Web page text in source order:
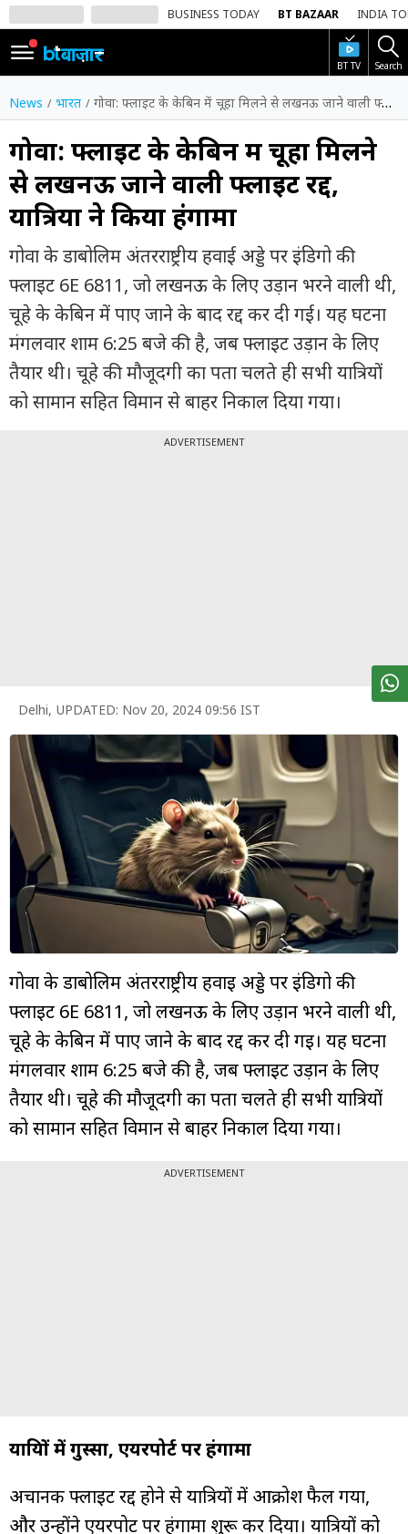
BUSINESS TODAY BT BAZAAR INDIA
BT TV Search
SIGN
IN
Dark
Mode
होम
शेयर
बाज़ार
वीडियो
ट्रेंडिंग
बिजनेस
न्यूज
पर्सनल
बिजनेस
म्यूचुअल
फंड
News भारत गोवा: फ्लाइट के केबिन में चूहा मिलने से लखनऊ जाने वाली फ्लाइट रद्द, यात्रियों ने किया हंगामा
गोवा: फ्लाइट के केबिन में चूहा मिलने
से लखनऊ जाने वाली फ्लाइट रद्द,
यात्रियों ने किया हंगामा
गोवा के डाबोलिम अंतरराष्ट्रीय हवाई अड्डे पर इंडिगो की
फ्लाइट 6E 6811, जो लखनऊ के लिए उड़ान भरने वाली थी,
चूहे के केबिन में पाए जाने के बाद रद्द कर दी गई। यह घटना
मंगलवार शाम 6:25 बजे की है, जब फ्लाइट उड़ान के लिए
तैयार थी। चूहे की मौजूदगी का पता चलते ही सभी यात्रियों
को सामान सहित विमान से बाहर निकाल दिया गया।
ADVERTISEMENT
Delhi, UPDATED: Nov 20, 2024 09:56 IST
गोवा के डाबोलिम अंतरराष्ट्रीय हवाई अड्डे पर इंडिगो की
फ्लाइट 6E 6811, जो लखनऊ के लिए उड़ान भरने वाली थी,
चूहे के केबिन में पाए जाने के बाद रद्द कर दी गई। यह घटना
मंगलवार शाम 6:25 बजे की है, जब फ्लाइट उड़ान के लिए
तैयार थी। चूहे की मौजूदगी का पता चलते ही सभी यात्रियों
को सामान सहित विमान से बाहर निकाल दिया गया।
ADVERTISEMENT
यात्रियों में गुस्सा, एयरपोर्ट पर हंगामा
अचानक फ्लाइट रद्द होने से यात्रियों में आक्रोश फैल गया,
और उन्होंने एयरपोर्ट पर हंगामा शुरू कर दिया। यात्रियों को